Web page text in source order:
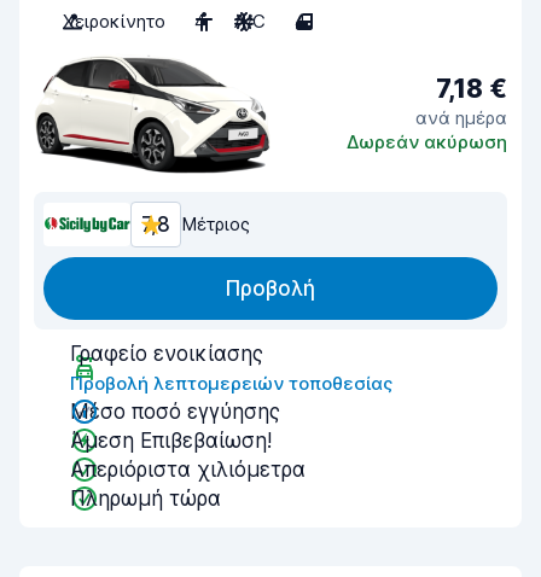
Χειροκίνητο
4 A/C 4
7,18 €
ανά ημέρα
Δωρεάν ακύρωση
7,8 Μέτριος
Προβολή
Γραφείο ενοικίασης
Προβολή λεπτομερειών τοποθεσίας
Μέσο ποσό εγγύησης
Άμεση Επιβεβαίωση!
Απεριόριστα χιλιόμετρα
Πληρωμή τώρα